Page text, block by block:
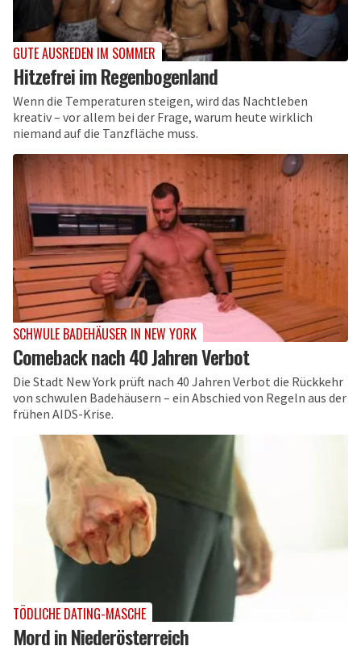
GUTE AUSREDEN IM SOMMER
Hitzefrei im Regenbogenland
Wenn die Temperaturen steigen, wird das Nachtleben
kreativ – vor allem bei der Frage, warum heute wirklich
niemand auf die Tanzfläche muss.
SCHWULE BADEHÄUSER IN NEW YORK
Comeback nach 40 Jahren Verbot
Die Stadt New York prüft nach 40 Jahren Verbot die Rückkehr
von schwulen Badehäusern – ein Abschied von Regeln aus der
frühen AIDS-Krise.
TÖDLICHE DATING-MASCHE
Mord in Niederösterreich